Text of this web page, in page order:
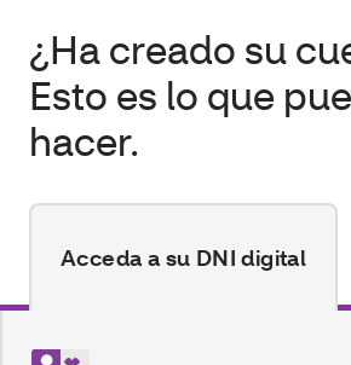
¿Ha creado su
Esto es lo que
hacer.
Acceda a su DNI digital